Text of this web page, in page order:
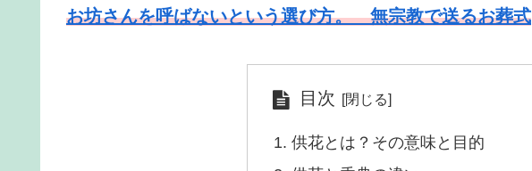
お坊さんを呼ばないという選び方。 無宗教で送るお葬式
目次
供花とは？その意味と目的